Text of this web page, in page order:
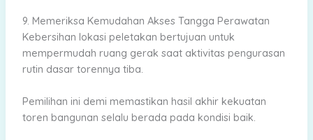
9. Memeriksa Kemudahan Akses Tangga Perawatan
Kebersihan lokasi peletakan bertujuan untuk
mempermudah ruang gerak saat aktivitas pengurasan
rutin dasar torennya tiba.
Pemilihan ini demi memastikan hasil akhir kekuatan
toren bangunan selalu berada pada kondisi baik.